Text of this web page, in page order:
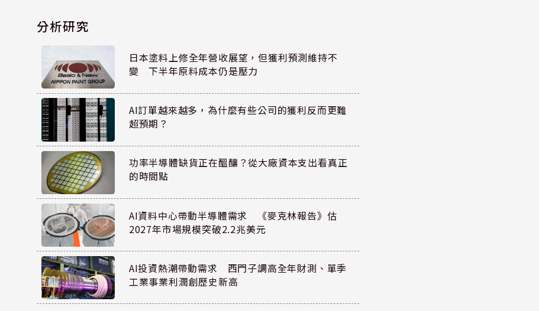
分析研究
日本塗料上修全年營收展望，但獲利預測維持不
變 下半年原料成本仍是壓力
AI訂單越來越多，為什麼有些公司的獲利反而更難
超預期？
功率半導體缺貨正在醞釀？從大廠資本支出看真正
的時間點
AI資料中心帶動半導體需求 《麥克林報告》估
2027年市場規模突破2.2兆美元
AI投資熱潮帶動需求 西門子調高全年財測、單季
工業事業利潤創歷史新高